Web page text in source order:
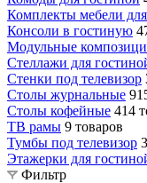
Витрины для гостиной
Комоды для гостиной
Комплекты мебели
Консоли в гостиную
Модульные
Стеллажи для
Стенки под телевизор
Столы журнальные
Столы кофейные 414
ТВ рамы 9 товаров
Тумбы под телевизор